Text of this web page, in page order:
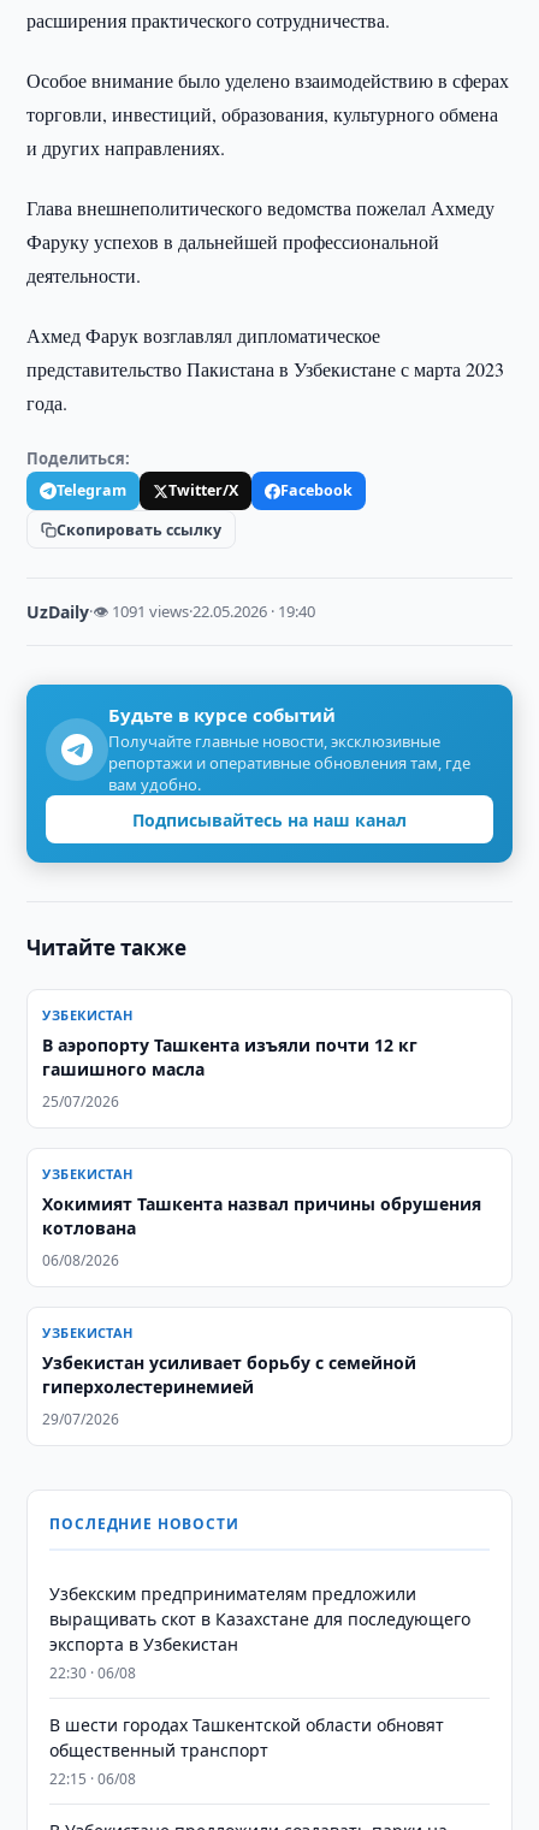
расширения практического сотрудничества.
Особое внимание было уделено взаимодействию в сферах
торговли, инвестиций, образования, культурного обмена
и других направлениях.
Глава внешнеполитического ведомства пожелал Ахмеду
Фаруку успехов в дальнейшей профессиональной
деятельности.
Ахмед Фарук возглавлял дипломатическое
представительство Пакистана в Узбекистане с марта 2023
года.
Поделиться:
Telegram Twitter/X
Facebook
Скопировать ссылку
UzDaily·👁 1091 views·22.05.2026 · 19:40
Будьте в курсе событий
Получайте главные новости, эксклюзивные
репортажи и оперативные обновления там, где
вам удобно.
Подписывайтесь на наш канал
Читайте также
УЗБЕКИСТАН
В аэропорту Ташкента изъяли почти 12 кг
гашишного масла
25/07/2026
УЗБЕКИСТАН
Хокимият Ташкента назвал причины обрушения
котлована
06/08/2026
УЗБЕКИСТАН
Узбекистан усиливает борьбу с семейной
гиперхолестеринемией
29/07/2026
ПОСЛЕДНИЕ НОВОСТИ
Узбекским предпринимателям предложили
выращивать скот в Казахстане для последующего
экспорта в Узбекистан
22:30 · 06/08
В шести городах Ташкентской области обновят
общественный транспорт
22:15 · 06/08